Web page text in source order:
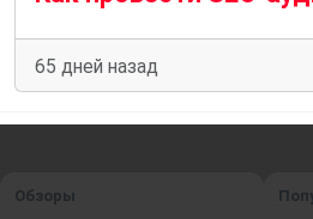
65 дней назад
Обзоры